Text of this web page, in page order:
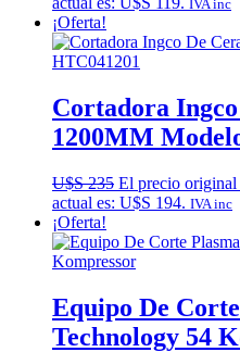
IVA inc
¡Oferta!
Cortadora
1200MM
U$S235 El precio original
actual es: U$S 194. IVA inc
¡Oferta!
Equipo De
Technology 54